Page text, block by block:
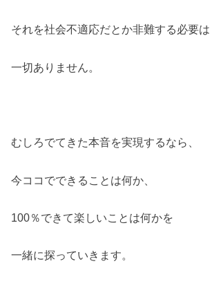
それを社会不適応だとか非難する必要は
一切ありません。
むしろでてきた本音を実現するなら、
今ココでできることは何か、
100％できて楽しいことは何かを
一緒に探っていきます。